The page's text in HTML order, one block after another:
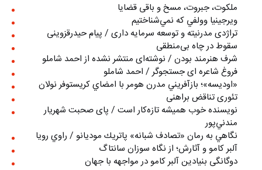
ملکوت، جبروت، مسخ و باقی قضایا
ويرجينيا وولفي كه نمي‌شناختيم
تراژدی مدرنیته و توسعه سرمایه داری / پیام حیدرقزوینی
سقوط در چاه بی‌منطقی
شرف هنرمند بودن / نوشته‌ای منتشر نشده از احمد شاملو
فروغ شاعره ای جستجوگر / احمد شاملو
«اوديسه»؛ بازآفريني مدرن هومر با امضاي كريستوفر نولان
تئوری تناقض براهنی
نويسنده خوب هميشه تازه‌كار است / پای صحبت شهريار
مندني‌پور
نگاهي به رمان «تصادف شبانه» پاتريك موديانو / راوي رويا
آلبر کامو و آثارش؛ از نگاه سوزان سانتاگ
دوگانگی بنیادین آلبر کامو در مواجهه با جهان